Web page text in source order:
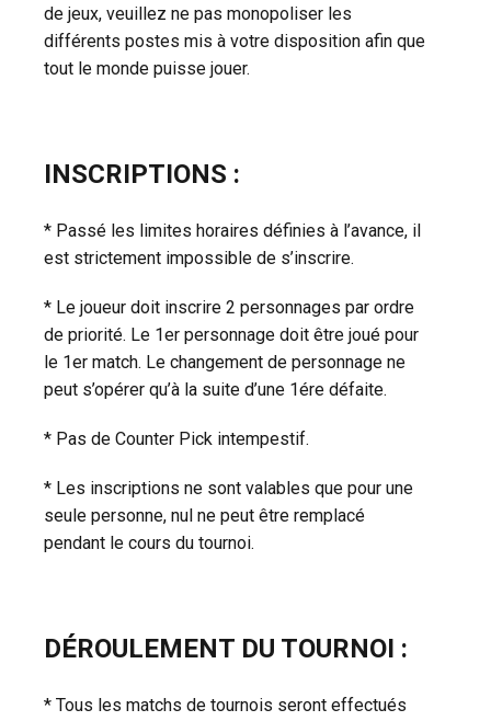
de jeux, veuillez ne pas monopoliser les
différents postes mis à votre disposition afin que
tout le monde puisse jouer.
INSCRIPTIONS :
* Passé les limites horaires définies à l’avance, il
est strictement impossible de s’inscrire.
* Le joueur doit inscrire 2 personnages par ordre
de priorité. Le 1er personnage doit être joué pour
le 1er match. Le changement de personnage ne
peut s’opérer qu’à la suite d’une 1ére défaite.
* Pas de Counter Pick intempestif.
* Les inscriptions ne sont valables que pour une
seule personne, nul ne peut être remplacé
pendant le cours du tournoi.
DÉROULEMENT DU TOURNOI :
* Tous les matchs de tournois seront effectués